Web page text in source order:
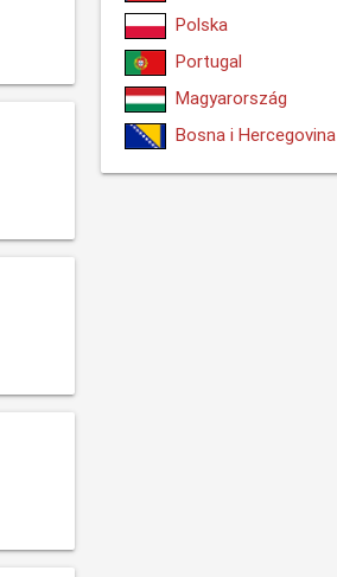
Polska
Portugal
Magyarország
Bosna i Hercegovina